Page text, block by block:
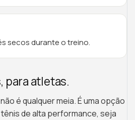
secos durante o treino.
para atletas.
é qualquer meia. É uma opção
de alta performance, seja